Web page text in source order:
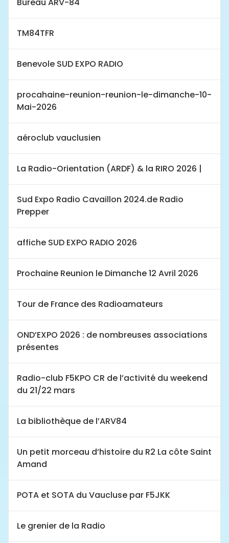
Bureau ARV-84
TM84TFR
Benevole SUD EXPO RADIO
procahaine-reunion-reunion-le-dimanche-10-
Mai-2026
aéroclub vauclusien
La Radio-Orientation (ARDF) & la RIRO 2026 |
Sud Expo Radio Cavaillon 2024.de Radio
Prepper
affiche SUD EXPO RADIO 2026
Prochaine Reunion le Dimanche 12 Avril 2026
Tour de France des Radioamateurs
OND’EXPO 2026 : de nombreuses associations
présentes
Radio-club F5KPO CR de l’activité du weekend
du 21/22 mars
La bibliothèque de l’ARV84
Un petit morceau d’histoire du R2 La côte Saint
Amand
POTA et SOTA du Vaucluse par F5JKK
Le grenier de la Radio